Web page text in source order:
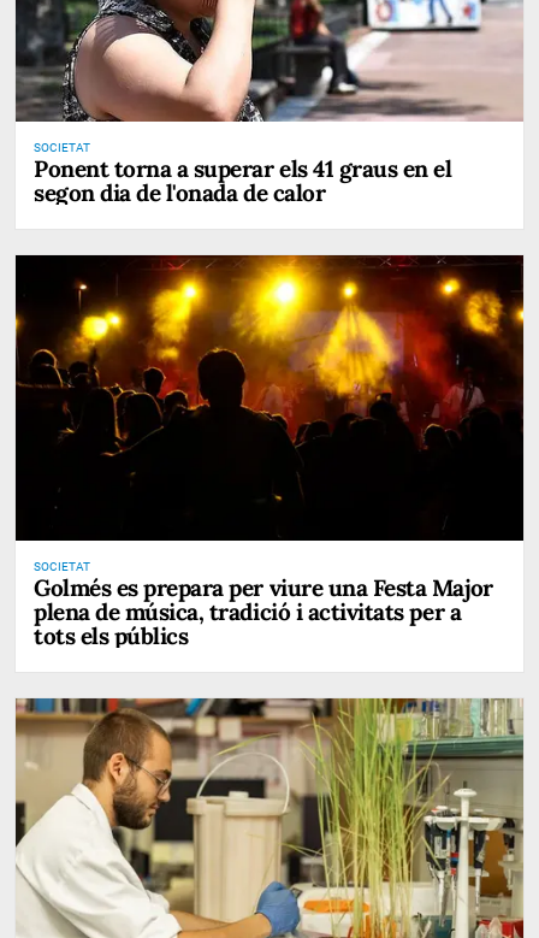
SOCIETAT
Ponent torna a superar els 41 graus en el
segon dia de l'onada de calor
SOCIETAT
Golmés es prepara per viure una Festa Major
plena de música, tradició i activitats per a
tots els públics